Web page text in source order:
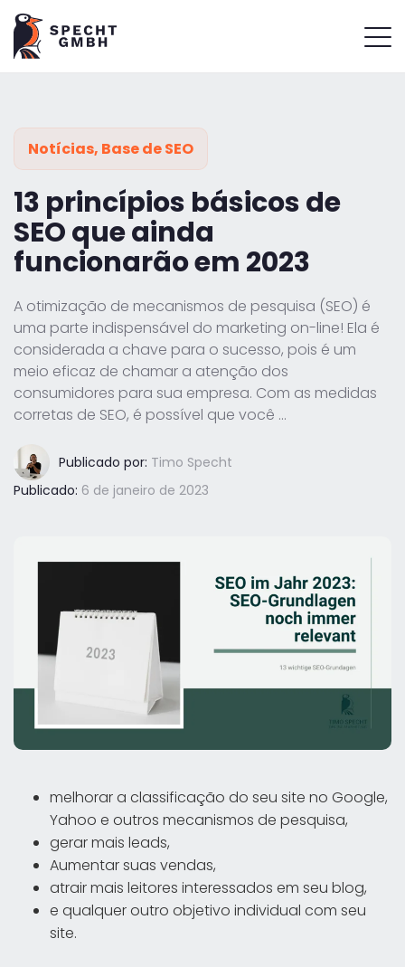
Notícias, Base de SEO
13 princípios básicos de
SEO que ainda
funcionarão em 2023
A otimização de mecanismos de pesquisa (SEO) é
uma parte indispensável do marketing on-line! Ela é
considerada a chave para o sucesso, pois é um
meio eficaz de chamar a atenção dos
consumidores para sua empresa. Com as medidas
corretas de SEO, é possível que você ...
Publicado por: Timo Specht
Publicado: 6 de janeiro de 2023
melhorar a classificação do seu site no Google,
Yahoo e outros mecanismos de pesquisa,
gerar mais leads,
Aumentar suas vendas,
atrair mais leitores interessados em seu blog,
e qualquer outro objetivo individual com seu
site.